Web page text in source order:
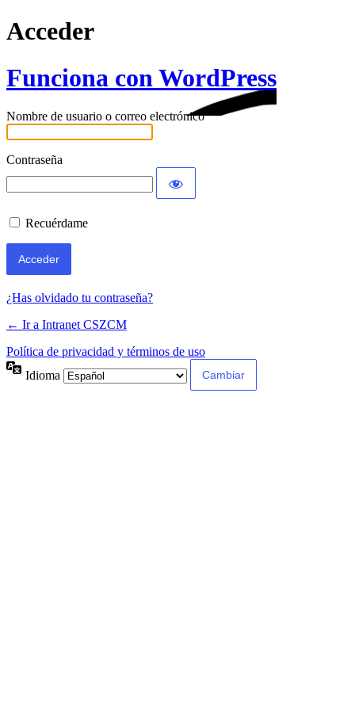
Acceder
Funciona con WordPress
Nombre de usuario o correo electrónico
Contraseña
Recuérdame
¿Has olvidado tu contraseña?
← Ir a Intranet CSZCM
Política de privacidad y términos de uso
Idioma